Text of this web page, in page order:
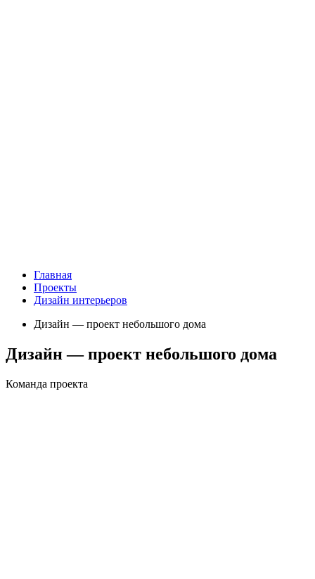
Главная
Проекты
Дизайн интерьеров
Дизайн — проект небольшого дома
Дизайн — проект небольшого дома
Команда проекта